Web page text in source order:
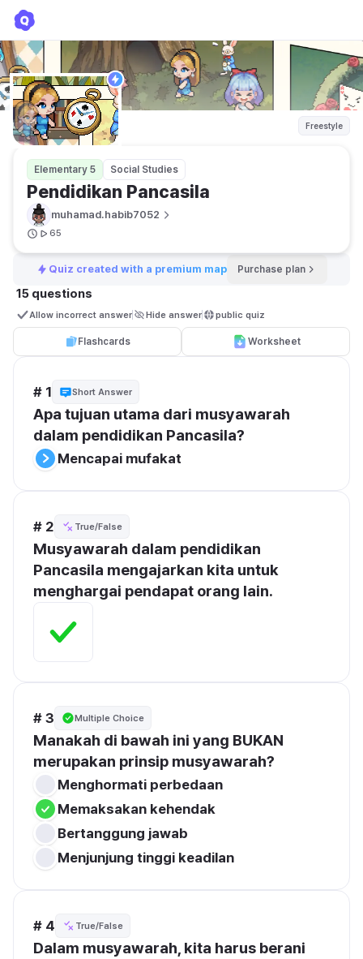
Freestyle
Elementary 5 Social Studies
Pendidikan Pancasila
muhamad.habib7052
65
Quiz created with a premium map Purchase plan
15 questions
Allow incorrect answer Hide answer public quiz
Flashcards Worksheet
# 1 Short Answer
Apa tujuan utama dari musyawarah
dalam pendidikan Pancasila?
Mencapai mufakat
# 2 True/False
Musyawarah dalam pendidikan
Pancasila mengajarkan kita untuk
menghargai pendapat orang lain.
# 3 Multiple Choice
Manakah di bawah ini yang BUKAN
merupakan prinsip musyawarah?
Menghormati perbedaan
Memaksakan kehendak
Bertanggung jawab
Menjunjung tinggi keadilan
# 4 True/False
Dalam musyawarah, kita harus berani